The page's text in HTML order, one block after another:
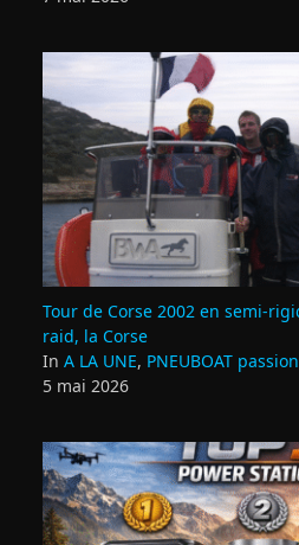
Tour de Corse 2002 en
raid, la Corse
In A LA UNE, PNEUBOAT
5 mai 2026